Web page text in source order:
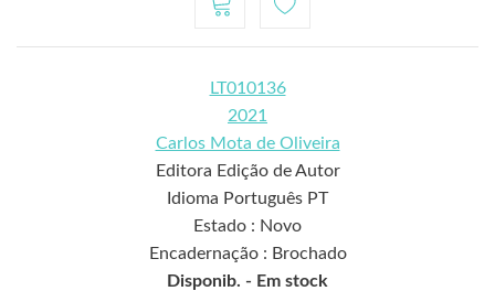
LT010136
2021
Carlos Mota de Oliveira
Editora Edição de Autor
Idioma Português PT
Estado : Novo
Encadernação : Brochado
Disponib. - Em stock